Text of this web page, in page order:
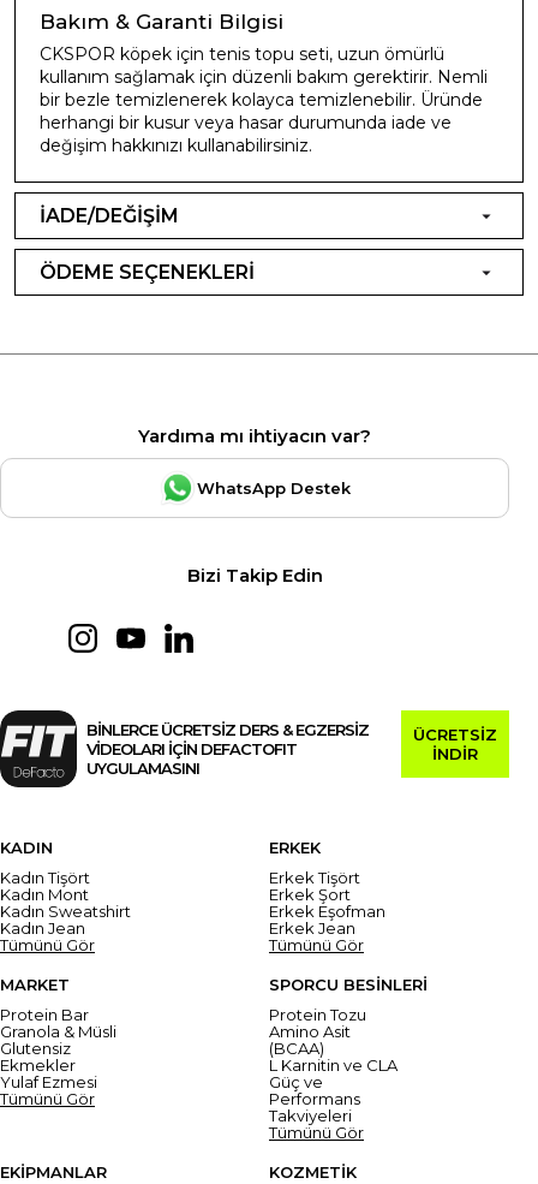
Bakım & Garanti Bilgisi
CKSPOR köpek için tenis topu seti, uzun ömürlü
kullanım sağlamak için düzenli bakım gerektirir. Nemli
bir bezle temizlenerek kolayca temizlenebilir. Üründe
herhangi bir kusur veya hasar durumunda iade ve
değişim hakkınızı kullanabilirsiniz.
İADE/DEĞİŞİM
ÖDEME SEÇENEKLERİ
Yardıma mı ihtiyacın var?
WhatsApp Destek
Bizi Takip Edin
BİNLERCE ÜCRETSİZ DERS & EGZERSİZ
VİDEOLARI İÇİN DEFACTOFIT
UYGULAMASINI
ÜCRETSİZ
İNDİR
KADIN
Kadın Tişört
Kadın Mont
Kadın Sweatshirt
Kadın Jean
Tümünü Gör
ERKEK
Erkek Tişört
Erkek Şort
Erkek Eşofman
Erkek Jean
Tümünü Gör
MARKET
Protein Bar
Granola & Müsli
Glutensiz
Ekmekler
Yulaf Ezmesi
Tümünü Gör
SPORCU BESİNLERİ
Protein Tozu
Amino Asit
(BCAA)
L Karnitin ve CLA
Güç ve
Performans
Takviyeleri
Tümünü Gör
EKİPMANLAR
KOZMETİK